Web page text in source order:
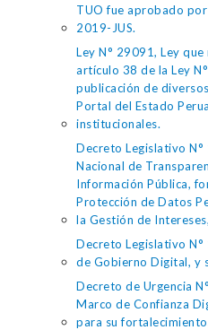
TUO fue aprobado
2019-JUS.
Ley N° 29091, Ley
artículo 38 de la Ley
publicación de
Portal del Estado
institucionales.
Decreto Legislativo
Nacional de
Información Pública,
Protección de Datos
la Gestión de
Decreto Legislativo
de Gobierno Digital, y
Decreto de Urgencia
Marco de Confianza
para su